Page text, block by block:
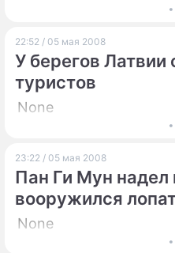
22:52 / 05 мая 2008
У берегов Латвии
туристов
None
23:22 / 05 мая 2008
Пан Ги Мун надел
вооружился
None